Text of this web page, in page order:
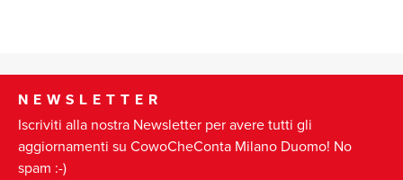
NEWSLETTER
Iscriviti alla nostra Newsletter per avere tutti gli
aggiornamenti su CowoCheConta Milano Duomo! No
spam :-)